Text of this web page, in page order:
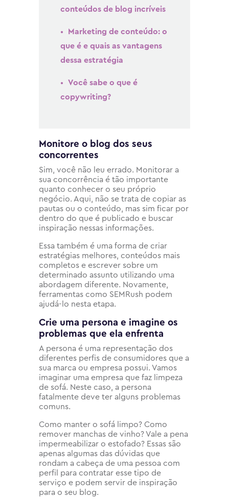
conteúdos de blog incríveis
Marketing de conteúdo: o
que é e quais as vantagens
dessa estratégia
Você sabe o que é
copywriting?
Monitore o blog dos seus
concorrentes
Sim, você não leu errado. Monitorar a
sua concorrência é tão importante
quanto conhecer o seu próprio
negócio. Aqui, não se trata de copiar as
pautas ou o conteúdo, mas sim ficar por
dentro do que é publicado e buscar
inspiração nessas informações.
Essa também é uma forma de criar
estratégias melhores, conteúdos mais
completos e escrever sobre um
determinado assunto utilizando uma
abordagem diferente. Novamente,
ferramentas como SEMRush podem
ajudá-lo nesta etapa.
Crie uma persona e imagine os
problemas que ela enfrenta
A persona é uma representação dos
diferentes perfis de consumidores que a
sua marca ou empresa possui. Vamos
imaginar uma empresa que faz limpeza
de sofá. Neste caso, a persona
fatalmente deve ter alguns problemas
comuns.
Como manter o sofá limpo? Como
remover manchas de vinho? Vale a pena
impermeabilizar o estofado? Essas são
apenas algumas das dúvidas que
rondam a cabeça de uma pessoa com
perfil para contratar esse tipo de
serviço e podem servir de inspiração
para o seu blog.